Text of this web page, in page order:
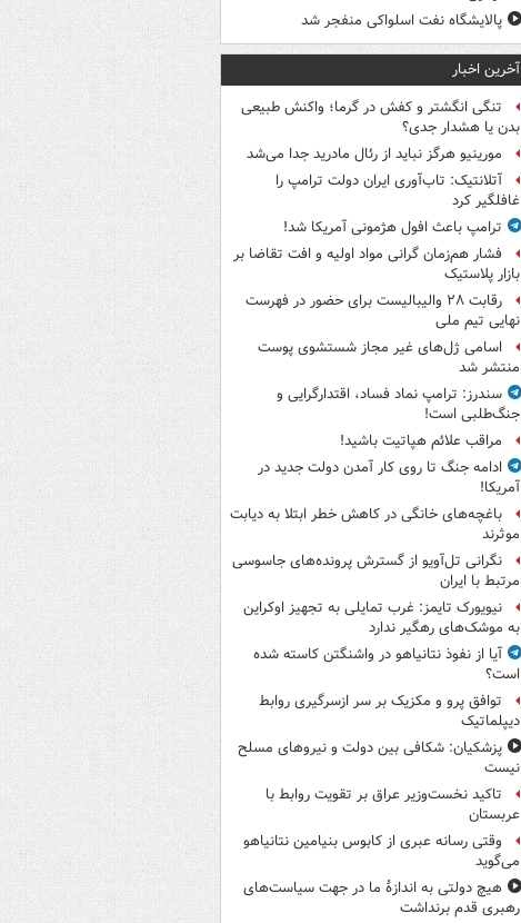
پالایشگاه نفت اسلواکی منفجر شد
آخرین اخبار
تنگی انگشتر و کفش در گرما؛ واکنش طبیعی
بدن یا هشدار جدی؟
مورینیو هرگز نباید از رئال مادرید جدا می‌شد
آتلانتیک: تاب‌آوری ایران دولت ترامپ را
غافلگیر کرد
ترامپ باعث افول هژمونی آمریکا شد!
فشار هم‌زمان گرانی مواد اولیه و افت تقاضا بر
بازار پلاستیک
رقابت ۲۸ والیبالیست برای حضور در فهرست
نهایی تیم ملی
اسامی ژل‌های غیر مجاز شستشوی پوست
منتشر شد
سندرز: ترامپ نماد فساد، اقتدارگرایی و
جنگ‌طلبی است!
مراقب علائم هپاتیت باشید!
ادامه جنگ تا روی کار آمدن دولت جدید در
آمریکا!
باغچه‌های خانگی در کاهش خطر ابتلا به دیابت
موثرند
نگرانی تل‌آویو از گسترش پرونده‌های جاسوسی
مرتبط با ایران
نیویورک تایمز: غرب تمایلی به تجهیز اوکراین
به موشک‌های رهگیر ندارد
آیا از نفوذ نتانیاهو در واشنگتن کاسته شده
است؟
توافق پرو و مکزیک بر سر ازسرگیری روابط
دیپلماتیک
پزشکیان: شکافی بین دولت و نیروهای مسلح
نیست
تاکید نخست‌وزیر عراق بر تقویت روابط با
عربستان
وقتی رسانه عبری از کابوس بنیامین نتانیاهو
می‌گوید
هیچ دولتی به اندازۀ ما در جهت سیاست‌های
رهبری قدم برنداشت